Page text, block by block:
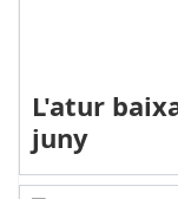
L'atur
juny